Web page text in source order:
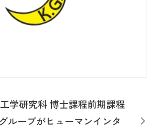
学研究科 博士課程前期課程
ループがヒューマンインタ